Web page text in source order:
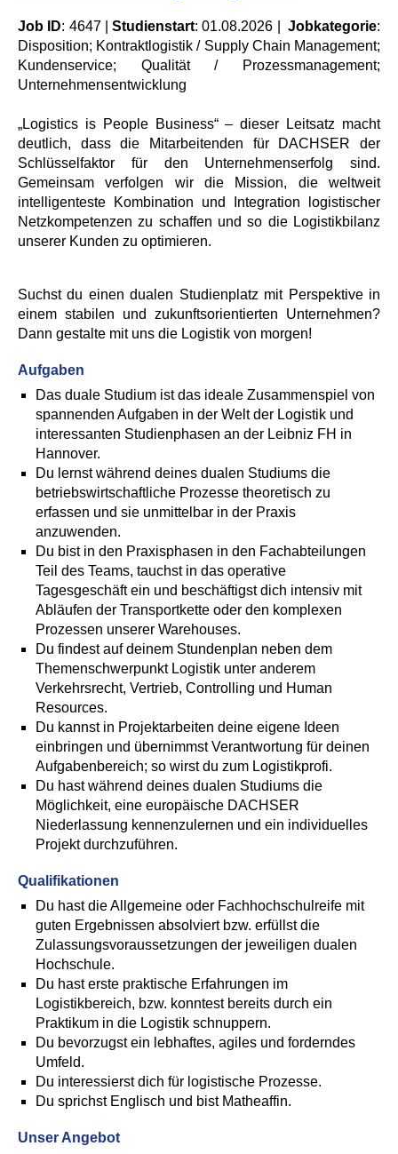
Job ID: 4647 | Studienstart: 01.08.2026 | Jobkategorie:
Disposition; Kontraktlogistik / Supply Chain Management;
Kundenservice; Qualität / Prozessmanagement;
Unternehmensentwicklung
„Logistics is People Business“ – dieser Leitsatz macht
deutlich, dass die Mitarbeitenden für DACHSER der
Schlüsselfaktor für den Unternehmenserfolg sind.
Gemeinsam verfolgen wir die Mission, die weltweit
intelligenteste Kombination und Integration logistischer
Netzkompetenzen zu schaffen und so die Logistikbilanz
unserer Kunden zu optimieren.
Suchst du einen dualen Studienplatz mit Perspektive in
einem stabilen und zukunftsorientierten Unternehmen?
Dann gestalte mit uns die Logistik von morgen!
Aufgaben
Das duale Studium ist das ideale Zusammenspiel von
spannenden Aufgaben in der Welt der Logistik und
interessanten Studienphasen an der Leibniz FH in
Hannover.
Du lernst während deines dualen Studiums die
betriebswirtschaftliche Prozesse theoretisch zu
erfassen und sie unmittelbar in der Praxis
anzuwenden.
Du bist in den Praxisphasen in den Fachabteilungen
Teil des Teams, tauchst in das operative
Tagesgeschäft ein und beschäftigst dich intensiv mit
Abläufen der Transportkette oder den komplexen
Prozessen unserer Warehouses.
Du findest auf deinem Stundenplan neben dem
Themenschwerpunkt Logistik unter anderem
Verkehrsrecht, Vertrieb, Controlling und Human
Resources.
Du kannst in Projektarbeiten deine eigene Ideen
einbringen und übernimmst Verantwortung für deinen
Aufgabenbereich; so wirst du zum Logistikprofi.
Du hast während deines dualen Studiums die
Möglichkeit, eine europäische DACHSER
Niederlassung kennenzulernen und ein individuelles
Projekt durchzuführen.
Qualifikationen
Du hast die Allgemeine oder Fachhochschulreife mit
guten Ergebnissen absolviert bzw. erfüllst die
Zulassungsvoraussetzungen der jeweiligen dualen
Hochschule.
Du hast erste praktische Erfahrungen im
Logistikbereich, bzw. konntest bereits durch ein
Praktikum in die Logistik schnuppern.
Du bevorzugst ein lebhaftes, agiles und forderndes
Umfeld.
Du interessierst dich für logistische Prozesse.
Du sprichst Englisch und bist Matheaffin.
Unser Angebot